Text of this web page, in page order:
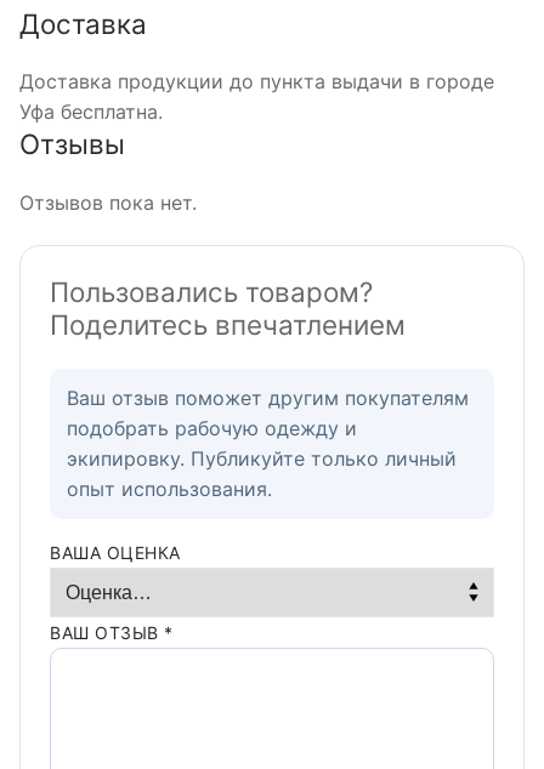
Доставка
Доставка продукции до пункта выдачи в городе
Уфа бесплатна.
Отзывы
Отзывов пока нет.
Пользовались товаром?
Поделитесь впечатлением
Ваш отзыв поможет другим покупателям
подобрать рабочую одежду и
экипировку. Публикуйте только личный
опыт использования.
ВАША ОЦЕНКА
ВАШ ОТЗЫВ *